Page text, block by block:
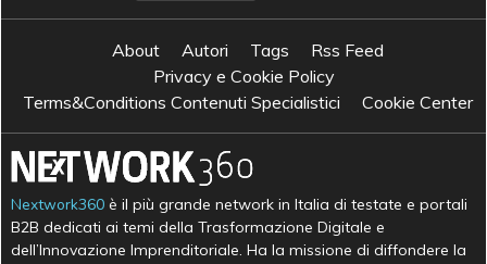
About Autori Tags
Rss Feed
Privacy e Cookie Policy
Terms&Conditions Contenuti Specialistici
Cookie Center
Nextwork360 è il più grande network in Italia di testate e portali
B2B dedicati ai temi della Trasformazione Digitale e
dell’Innovazione Imprenditoriale. Ha la missione di diffondere la